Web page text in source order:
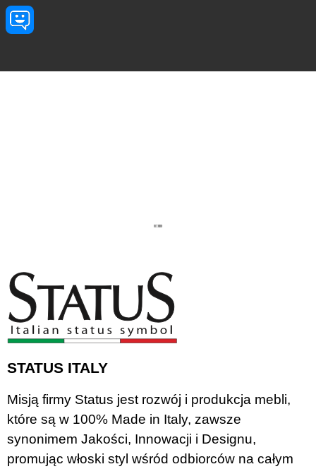
Przejdź do treści
STATUS ITALY
Misją firmy Status jest rozwój i produkcja mebli,
które są w 100% Made in Italy, zawsze
synonimem Jakości, Innowacji i Designu,
promując włoski styl wśród odbiorców na całym